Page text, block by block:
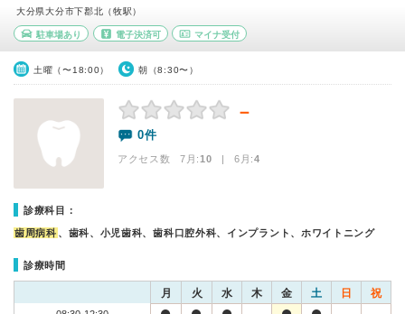
大分県大分市下郡北（牧駅）
駐車場あり 電子決済可 マイナ受付
土曜（〜18:00） 朝（8:30〜）
－
0件
アクセス数 7月:10 | 6月:4
診療科目：
歯周病科 、歯科、小児歯科、歯科口腔外科、インプラント、ホワイトニング
診療時間
月 火 水 木 金 土 日 祝